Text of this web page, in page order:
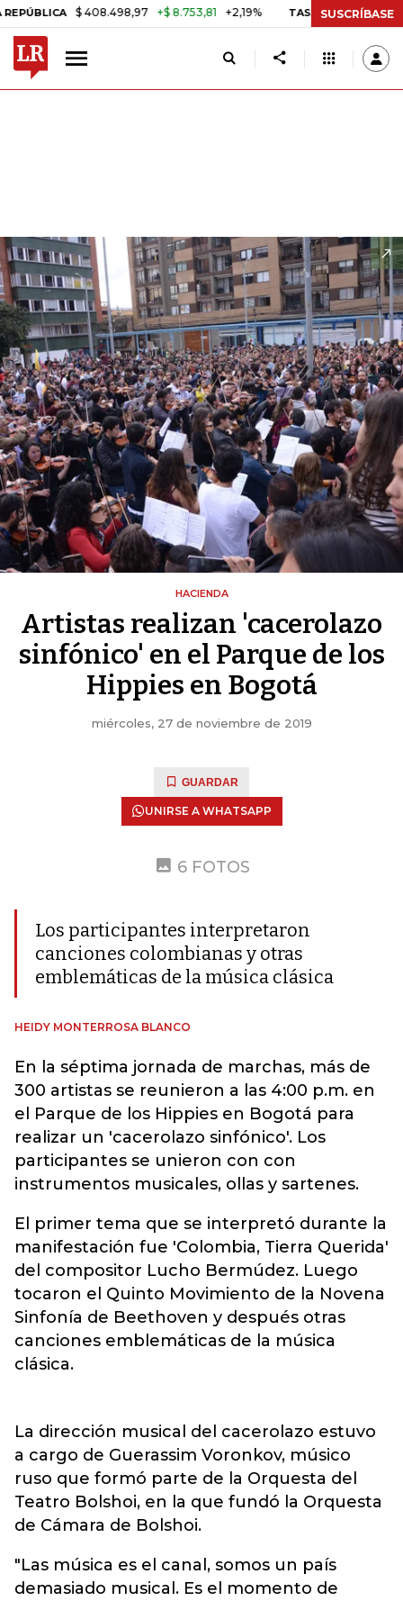
$ 408.498,97 +$ 8.753,81 +2,19% TASA DE USURA CRÉDITOSUSCRÍBASE
HACIENDA
Artistas realizan 'cacerolazo
sinfónico' en el Parque de los
Hippies en Bogotá
miércoles, 27 de noviembre de 2019
GUARDAR
UNIRSE A WHATSAPP
6 FOTOS
Los participantes interpretaron
canciones colombianas y otras
emblemáticas de la música clásica
HEIDY MONTERROSA BLANCO
En la séptima jornada de marchas, más de
300 artistas se reunieron a las 4:00 p.m. en
el Parque de los Hippies en Bogotá para
realizar un 'cacerolazo sinfónico'. Los
participantes se unieron con con
instrumentos musicales, ollas y sartenes.
El primer tema que se interpretó durante la
manifestación fue 'Colombia, Tierra Querida'
del compositor Lucho Bermúdez. Luego
tocaron el Quinto Movimiento de la Novena
Sinfonía de Beethoven y después otras
canciones emblemáticas de la música
clásica.
La dirección musical del cacerolazo estuvo
a cargo de Guerassim Voronkov, músico
ruso que formó parte de la Orquesta del
Teatro Bolshoi, en la que fundó la Orquesta
de Cámara de Bolshoi.
"Las música es el canal, somos un país
demasiado musical. Es el momento de